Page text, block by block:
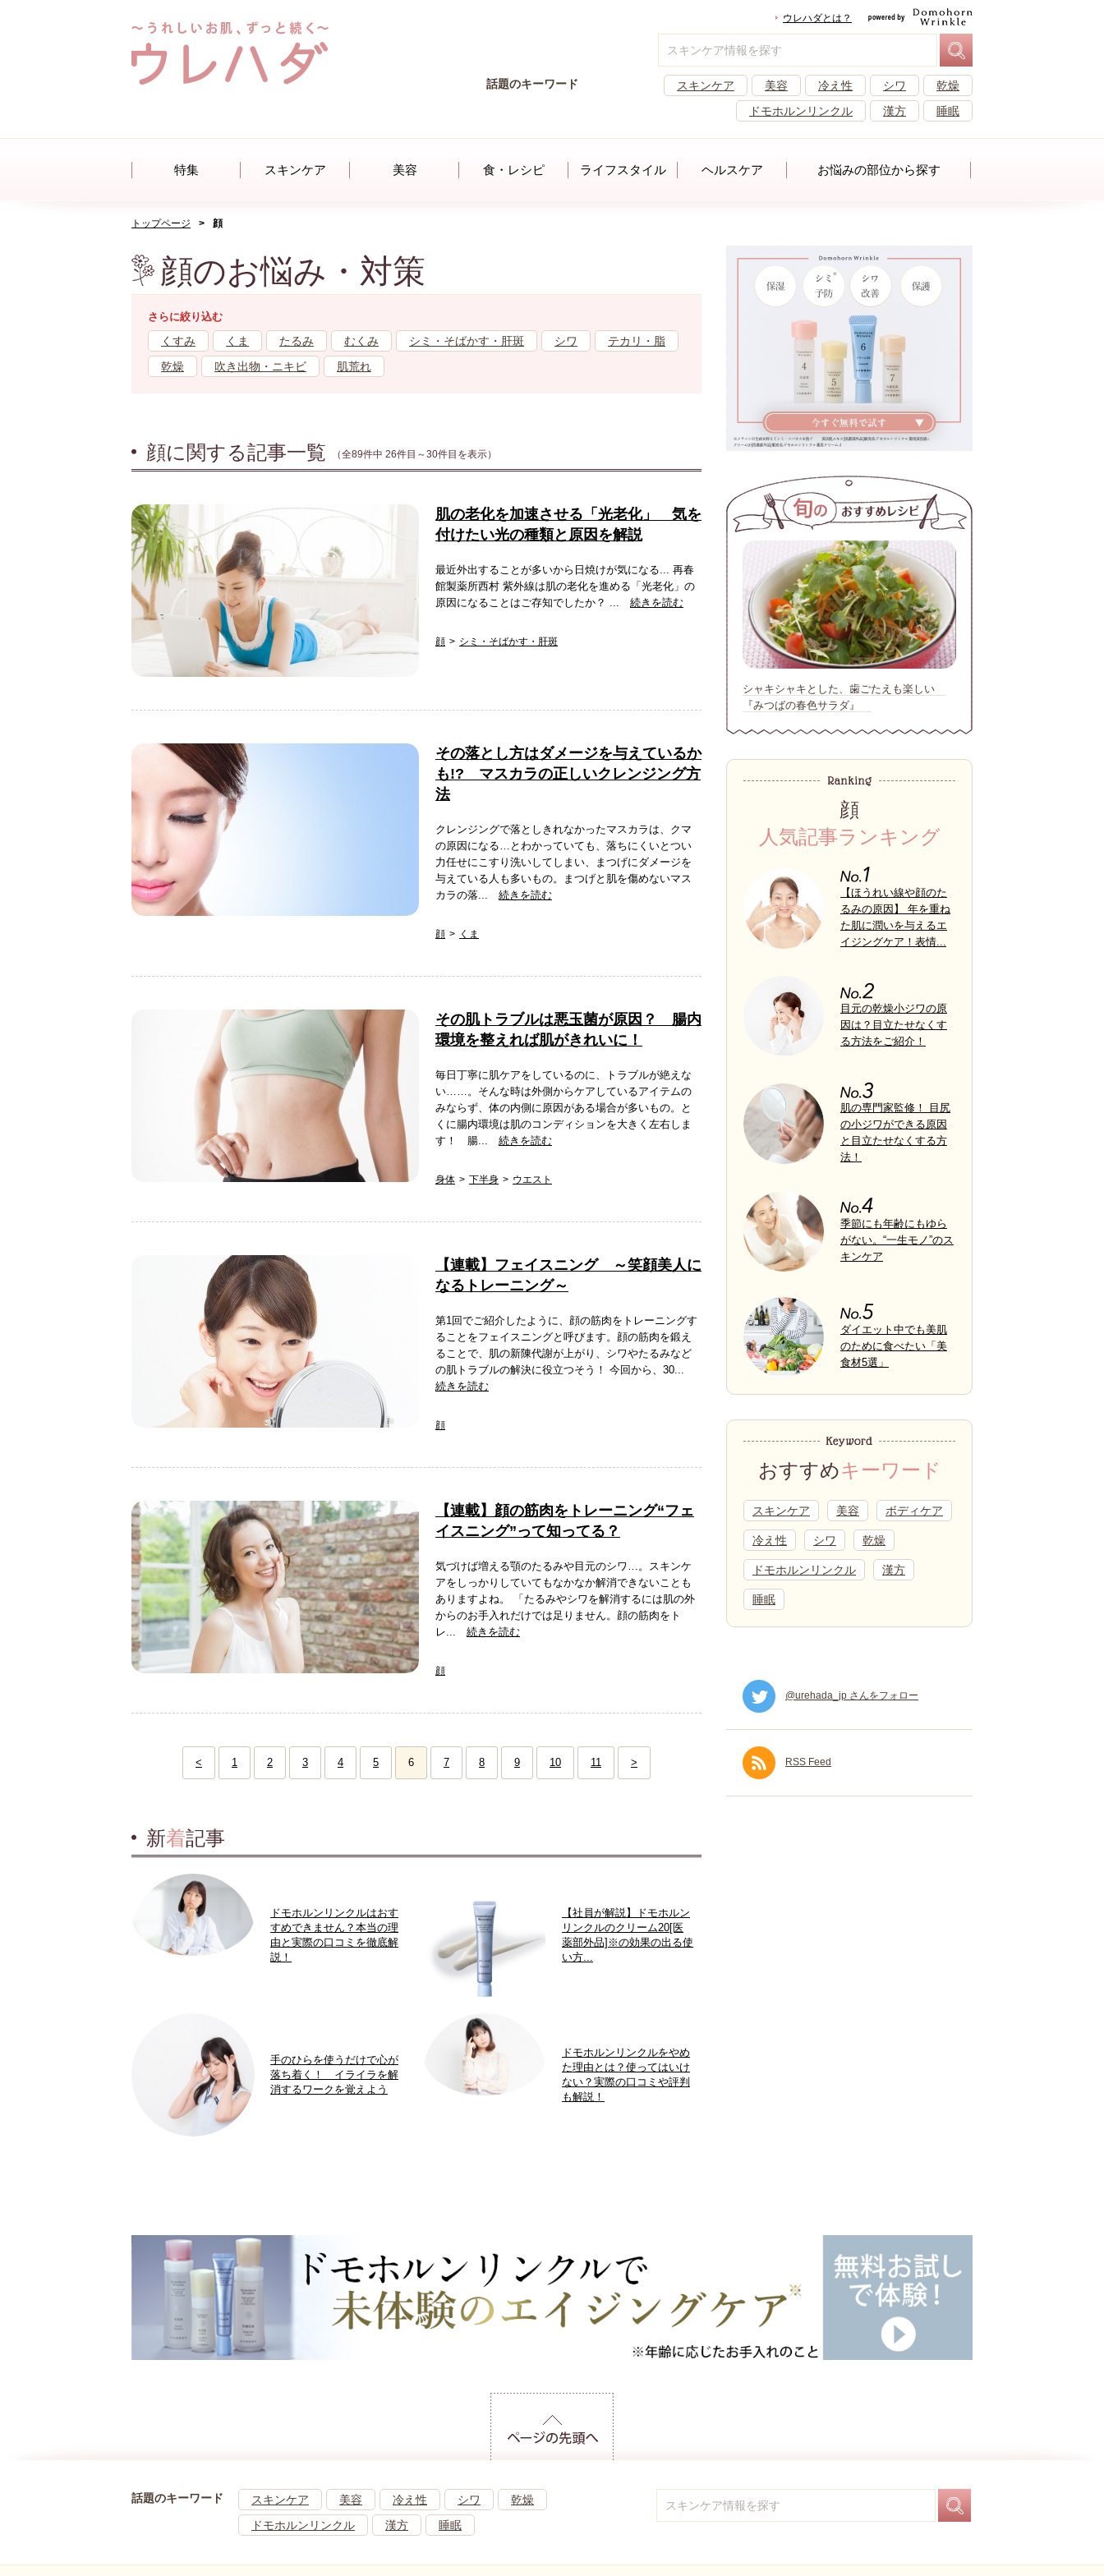
ウレハダとは？
話題のキーワード スキンケア 美容 冷え性 シワ
乾燥
ドモホルンリンクル
漢方 睡眠
特集 スキンケア 美容 食・レシピ ライフスタイル ヘルスケア お悩みの部位から探す
トップページ 顔
顔のお悩み・対策
さらに絞り込む
くすみ くま たるみ むくみ シミ・そばかす・肝斑 シワ
テカリ・脂
乾燥
吹き出物・ニキビ 肌荒れ
顔に関する記事一覧 （全89件中 26件目～30件目を表示）
肌の老化を加速させる「光老化」 気を
付けたい光の種類と原因を解説
最近外出することが多いから日焼けが気になる... 再春
館製薬所西村 紫外線は肌の老化を進める「光老化」の
原因になることはご存知でしたか？ ... 続きを読む
顔 シミ・そばかす・肝斑
その落とし方はダメージを与えているか
も!? マスカラの正しいクレンジング方
法
クレンジングで落としきれなかったマスカラは、クマ
の原因になる…とわかっていても、落ちにくいとつい
力任せにこすり洗いしてしまい、まつげにダメージを
与えている人も多いもの。まつげと肌を傷めないマス
カラの落... 続きを読む
顔 くま
その肌トラブルは悪玉菌が原因？ 腸内
環境を整えれば肌がきれいに！
毎日丁寧に肌ケアをしているのに、トラブルが絶えな
い……。そんな時は外側からケアしているアイテムの
みならず、体の内側に原因がある場合が多いもの。と
くに腸内環境は肌のコンディションを大きく左右しま
す！ 腸... 続きを読む
身体 下半身 ウエスト
【連載】フェイスニング ～笑顔美人に
なるトレーニング～
第1回でご紹介したように、顔の筋肉をトレーニングす
ることをフェイスニングと呼びます。顔の筋肉を鍛え
ることで、肌の新陳代謝が上がり、シワやたるみなど
の肌トラブルの解決に役立つそう！ 今回から、30...
続きを読む
顔
【連載】顔の筋肉をトレーニング“フェ
イスニング”って知ってる？
気づけば増える顎のたるみや目元のシワ…。スキンケ
アをしっかりしていてもなかなか解消できないことも
ありますよね。 「たるみやシワを解消するには肌の外
からのお手入れだけでは足りません。顔の筋肉をト
レ... 続きを読む
顔
< 1 2 3 4 5 6 7 8 9 10 11 >
新着記事
ドモホルンリンクルはおす
すめできません？本当の理
由と実際の口コミを徹底解
説！
【社員が解説】ドモホルン
リンクルのクリーム20[医
薬部外品]※の効果の出る使
い方...
手のひらを使うだけで心が
落ち着く！ イライラを解
消するワークを覚えよう
ドモホルンリンクルをやめ
た理由とは？使ってはいけ
ない？実際の口コミや評判
も解説！
シャキシャキとした、歯ごたえも楽しい
『みつばの春色サラダ』
顔
人気記事ランキング
【ほうれい線や顔のた
るみの原因】 年を重ね
た肌に潤いを与えるエ
イジングケア！表情...
目元の乾燥小ジワの原
因は？目立たせなくす
る方法をご紹介！
肌の専門家監修！ 目尻
の小ジワができる原因
と目立たせなくする方
法！
季節にも年齢にもゆら
がない。“一生モノ”のス
キンケア
ダイエット中でも美肌
のために食べたい「美
食材5選」
おすすめキーワード
スキンケア 美容 ボディケア
冷え性 シワ 乾燥
ドモホルンリンクル 漢方
睡眠
@urehada_jp さんをフォロー
RSS Feed
話題のキーワード スキンケア 美容 冷え性 シワ
乾燥
ドモホルンリンクル
漢方 睡眠